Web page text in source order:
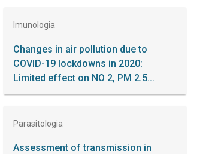
Imunologia
Changes in air pollution due to
COVID-19 lockdowns in 2020:
Limited effect on NO 2, PM 2.5...
Parasitologia
Assessment of transmission in